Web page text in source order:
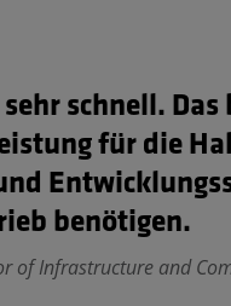
sehr schnell.
für die
benötigen.
of Infrastructure and